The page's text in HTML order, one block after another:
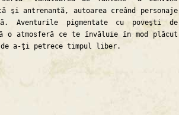
antrenantă, autoarea creând personaje
Aventurile pigmentate cu poveşti de
o atmosferă ce te învăluie în mod plăcut
a-ţi petrece timpul liber.